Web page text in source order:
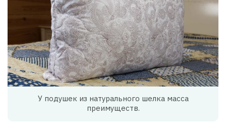
У подушек из натурального шелка масса
преимуществ.